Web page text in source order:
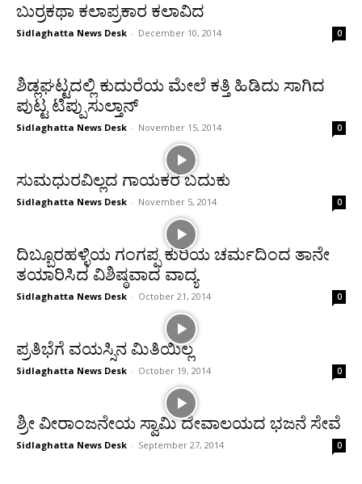
ಬುರ್ರಕಥಾ ಕಲಾಪ್ರಕಾರ ಕಲಾವಿದ
Sidlaghatta News Desk - December 10, 2014 0
ಶಿಡ್ಲಘಟ್ಟದಲ್ಲಿ ಕುದುರೆಯ ಮೇಲೆ ಕತ್ತಿ ಹಿಡಿದು ಸಾಗಿದ
ಪುಟ್ಟ ಟಿಪ್ಪುಸುಲ್ತಾನ್
Sidlaghatta News Desk - November 15, 2014 0
ಸುಮಧುರವಿಲ್ಲದ ಗಾಯಕರ ಬದುಕು
Sidlaghatta News Desk - November 5, 2014 0
ದಿಬ್ಬೂರಹಳ್ಳಿಯ ಗಂಗಪ್ಪ ಕುರಿಯ ಚರ್ಮದಿಂದ ತಾನೇ
ತಯಾರಿಸಿದ ವಿಶಿಷ್ಠವಾದ ವಾದ್ಯ
Sidlaghatta News Desk - October 21, 2014 0
ಪ್ರತಿಭೆಗೆ ವಯಸ್ಸಿನ ಮಿತಿಯಿಲ್ಲ
Sidlaghatta News Desk - October 19, 2014 0
ಶ್ರೀ ವೀರಾಂಜನೇಯ ಸ್ವಾಮಿ ದೇವಾಲಯದ ಭಜನೆ ಸೇವೆ
Sidlaghatta News Desk - September 27, 2014 0